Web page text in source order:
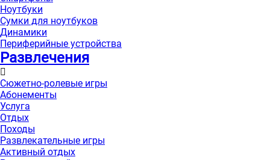
Ноутбуки
Сумки для ноутбуков
Динамики
Периферийные устройства
Развлечения
Сюжетно-ролевые игры
Абонементы
Услуга
Отдых
Походы
Развлекательные игры
Активный отдых